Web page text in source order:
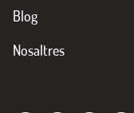
Blog
Nosaltres